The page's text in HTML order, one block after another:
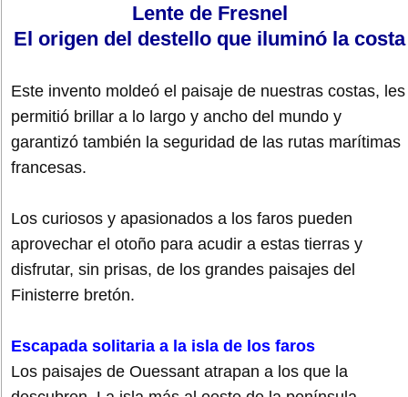
Lente de Fresnel
El origen del destello que iluminó la costa
Este invento moldeó el paisaje de nuestras costas, les
permitió brillar a lo largo y ancho del mundo y
garantizó también la seguridad de las rutas marítimas
francesas.
Los curiosos y apasionados a los faros pueden
aprovechar el otoño para acudir a estas tierras y
disfrutar, sin prisas, de los grandes paisajes del
Finisterre bretón.
Escapada solitaria a la isla de los faros
Los paisajes de Ouessant atrapan a los que la